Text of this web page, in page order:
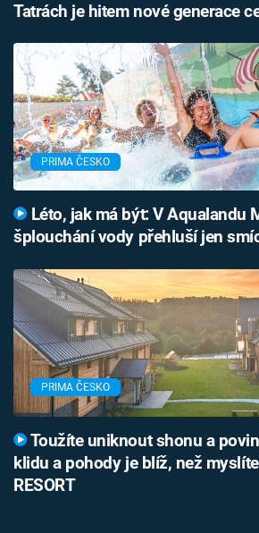
Tatrách je hitem nové generace
PRIMA ČESKO
Léto, jak má být: V Aqualandu
šplouchání vody přehluší jen
PRIMA ČESKO
Toužíte uniknout shonu a
klidu a pohody je blíž, než
RESORT